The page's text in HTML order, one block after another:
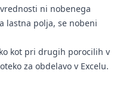
ni nobenega
lastna polja, se nobeni
kot pri drugih porocilih v
za obdelavo v Excelu.